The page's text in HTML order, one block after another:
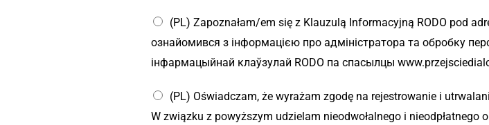
r
(PL) Zapoznałam/em się z Klauzulą Informacyjną RODO pod
ознайомився з інформацією про адміністратора та обробку
інфармацыйнай клаўзулай RODO па спасылцы
(PL) Oświadczam, że wyrażam zgodę na rejestrowanie i
W związku z powyższym udzielam nieodwołalnego i